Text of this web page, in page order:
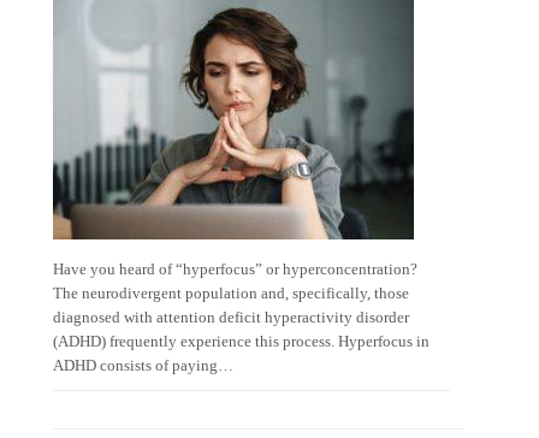
Have you heard of “hyperfocus” or hyperconcentration?
The neurodivergent population and, specifically, those
diagnosed with attention deficit hyperactivity disorder
(ADHD) frequently experience this process. Hyperfocus in
ADHD consists of paying…